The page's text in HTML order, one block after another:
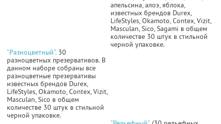
апельсина, алоэ, яблока,
известных брендов Durex,
LifeStyles, Okamoto, Contex, Vizit,
Masculan, Sico, Sagami в общем
количестве 30 штук в стильной
черной упаковке.
“Разноцветный”.30
разноцветных презервативов. В
данном наборе собраны все
разноцветные презервативы
известных брендов Durex,
LifeStyles, Okamoto, Contex, Vizit,
Masculan, Sico в общем
количестве 30 штук в стильной
черной упаковке.